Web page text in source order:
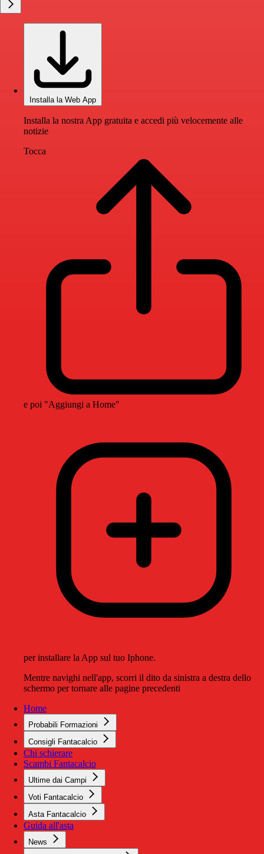
Installa la Web App
Installa la nostra App gratuita e accedi più velocemente alle
notizie
Tocca
e poi "Aggiungi a Home"
per installare la App sul tuo Iphone.
Mentre navighi nell'app, scorri il dito da sinistra a destra dello
schermo per tornare alle pagine precedenti
Home
Probabili Formazioni
Consigli Fantacalcio
Chi schierare
Scambi Fantacalcio
Ultime dai Campi
Voti Fantacalcio
Asta Fantacalcio
Guida all'asta
News